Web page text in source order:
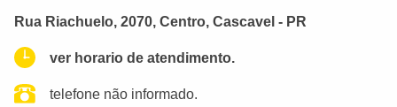
Rua Riachuelo, 2070, Centro, Cascavel - PR
ver horario de atendimento.
telefone não informado.